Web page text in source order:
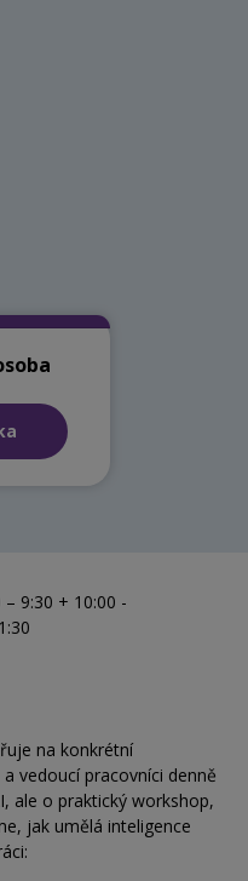
– 9:30 + 10:00 -
na konkrétní
vedoucí pracovníci denně
ale o praktický workshop,
jak umělá inteligence